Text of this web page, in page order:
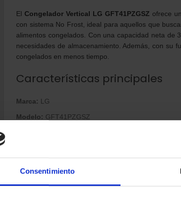
Consentimiento
El Congelador Vertical LG GFT41PZGSZ ofrece
con sistema No Frost, ideal para aquellos que
alimentos congelados. Con una capacidad neta de
necesidades de almacenamiento. Además, con su
congelados en menos tiempo.
Características principales
Marca: LG
Modelo: GFT41PZGSZ